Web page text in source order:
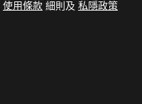
使用條款 細則及 私隱政策